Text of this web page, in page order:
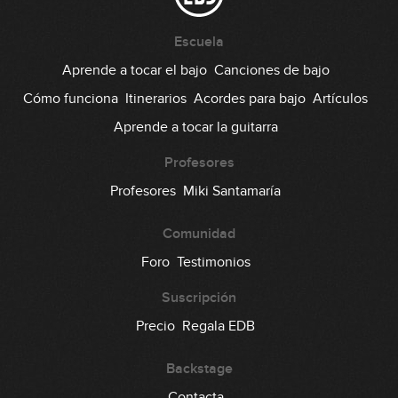
08:31
#77: Prog Metal con dedos y púa en
Bm
#78: Hard Rock en Em
#79: Armónicos en G
Escuela
Aprende a tocar el bajo Canciones de bajo
Cómo funciona Itinerarios Acordes para bajo Artículos
Aprende a tocar la guitarra
Profesores
Profesores Miki Santamaría
Comunidad
Foro Testimonios
Suscripción
Precio Regala EDB
Backstage